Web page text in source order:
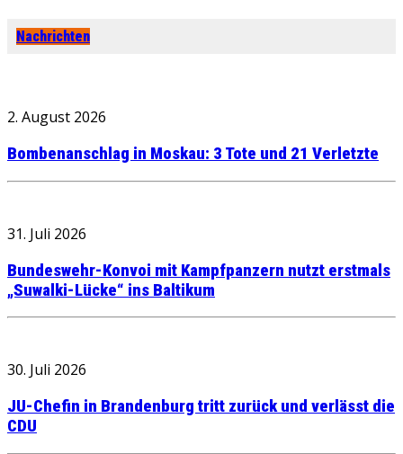
Nachrichten
2. August 2026
Bombenanschlag in Moskau: 3 Tote und 21 Verletzte
31. Juli 2026
Bundeswehr-Konvoi mit Kampfpanzern nutzt erstmals
„Suwalki-Lücke“ ins Baltikum
30. Juli 2026
JU-Chefin in Brandenburg tritt zurück und verlässt die
CDU